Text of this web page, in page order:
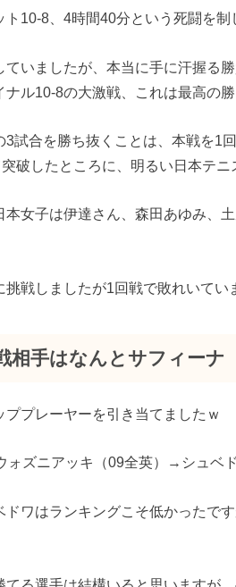
10-8、4時間40分という死闘を制
ていましたが、本当に手に汗握る
ナル10-8の大激戦、これは最高の
3試合を勝ち抜くことは、本戦を1
破したところに、明るい日本テニ
本女子は伊達さん、森田あゆみ、
戦しましたが1回戦で敗れいてい
相手はなんとサフィーナ
プレーヤーを引き当てましたｗ
ズニアッキ（09全英）→シュベ
ドワはランキングこそ低かったで